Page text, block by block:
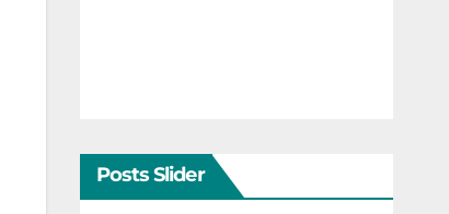
Posts Slider